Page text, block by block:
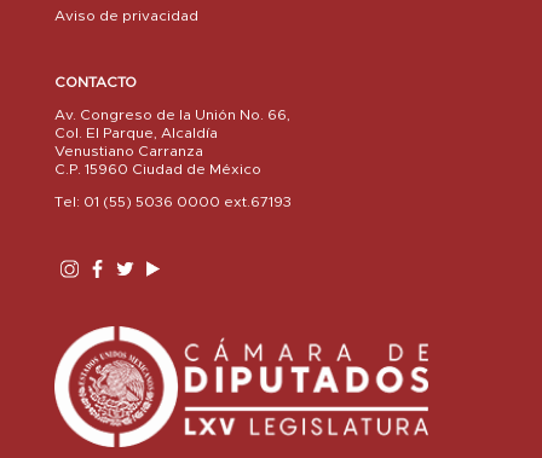
Aviso de privacidad
CONTACTO
Av. Congreso de la Unión No. 66,
Col. El Parque, Alcaldía
Venustiano Carranza
C.P. 15960 Ciudad de México
Tel: 01 (55) 5036 0000 ext.67193